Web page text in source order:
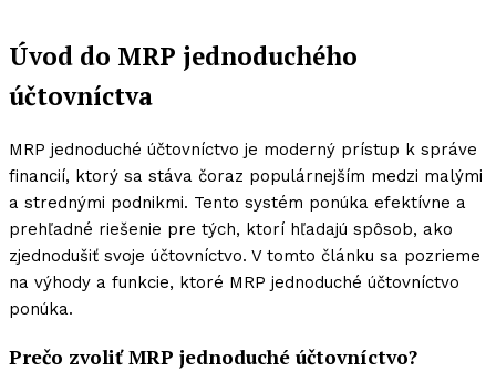
Úvod do MRP jednoduchého
účtovníctva
MRP jednoduché účtovníctvo je moderný prístup k správe
financií, ktorý sa stáva čoraz populárnejším medzi malými
a strednými podnikmi. Tento systém ponúka efektívne a
prehľadné riešenie pre tých, ktorí hľadajú spôsob, ako
zjednodušiť svoje účtovníctvo. V tomto článku sa pozrieme
na výhody a funkcie, ktoré MRP jednoduché účtovníctvo
ponúka.
Prečo zvoliť MRP jednoduché účtovníctvo?